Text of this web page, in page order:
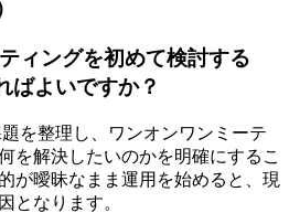
ィングを初めて検討する
ばよいですか？
を整理し、ワンオンワンミーテ
を解決したいのかを明確にするこ
が曖昧なまま運用を始めると、現
となります。